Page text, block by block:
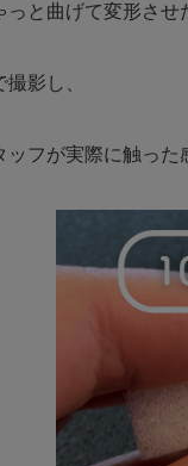
と曲げて変形させ
影し、
フが実際に触った